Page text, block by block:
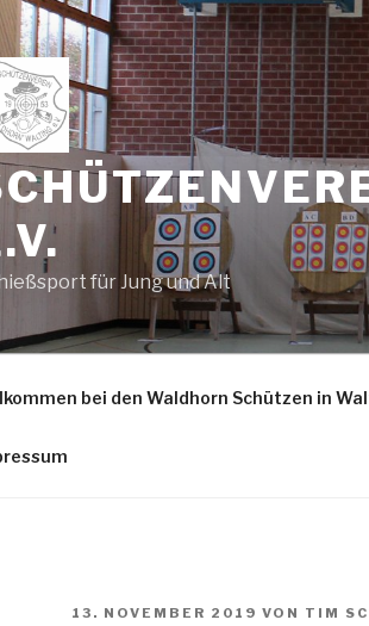
für Jung und Alt
bei den Waldhorn Schützen in
VERÖFFENTLICHT
13. NOVEMBER 2019 VON TIM